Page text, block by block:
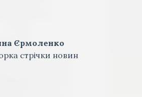
Єрмоленко
стрічки новин